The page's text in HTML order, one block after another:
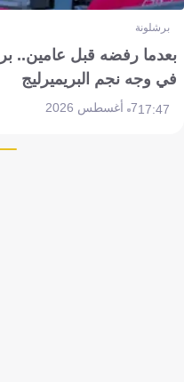
برشلونة
بعدما رفضه قبل عامين..
في وجه نجم البريميرليج
17:477 أغسطس 2026